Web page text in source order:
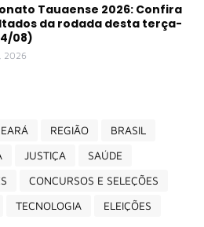
Tauaense 2026: Confira
da rodada desta terça-
08)
2026
REGIÃO
BRASIL
JUSTIÇA
SAÚDE
CONCURSOS E SELEÇÕES
TECNOLOGIA ELEIÇÕES